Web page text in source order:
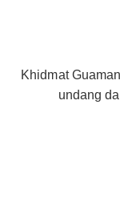
Khidmat
undang